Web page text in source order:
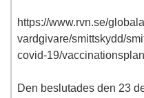
https://www.rvn.se/
vardgivare/smittskydd/
covid-19/
Den beslutades den 23